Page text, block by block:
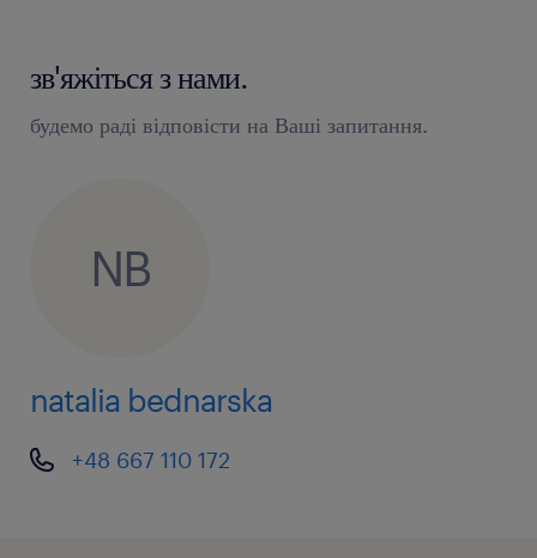
зв'яжіться з нами.
будемо раді відповісти на Ваші запитання.
NB
natalia bednarska
+48 667 110 172